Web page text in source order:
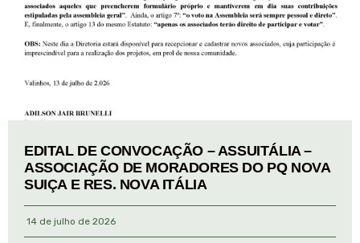
EDITAL DE CONVOCAÇÃO – ASSUITÁLIA –
ASSOCIAÇÃO DE MORADORES DO PQ NOVA
SUIÇA E RES. NOVA ITÁLIA
14 de julho de 2026